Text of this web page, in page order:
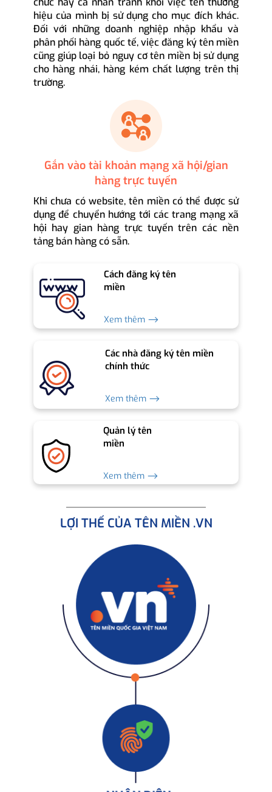
hiệu của mình bị sử dụng cho mục đích khác.
Đối với những doanh nghiệp nhập khẩu và
phân phối hàng quốc tế, việc đăng ký tên miền
cũng giúp loại bỏ nguy cơ tên miền bị sử dụng
cho hàng nhái, hàng kém chất lượng trên thị
trường.
Gắn vào tài khoản mạng xã hội/gian
hàng trực tuyến
Khi chưa có website, tên miền có thể được sử
dụng để chuyển hướng tới các trang mạng xã
hội hay gian hàng trực tuyến trên các nền
tảng bán hàng có sẵn.
Cách đăng ký tên
miền
Xem thêm ⟶
Các nhà đăng ký tên miền
chính thức
Xem thêm ⟶
Quản lý tên
miền
Xem thêm ⟶
LỢI THẾ CỦA TÊN MIỀN .VN